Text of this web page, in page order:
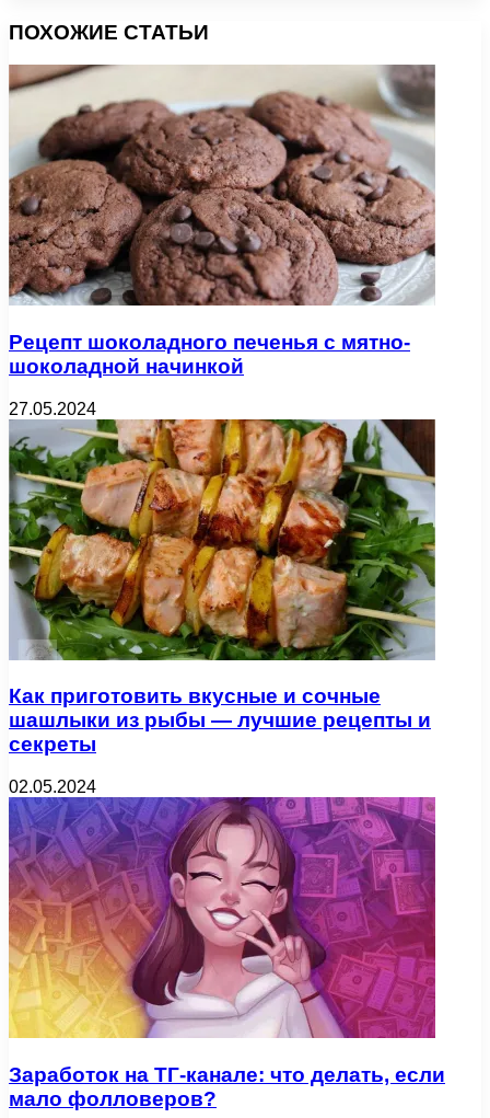
ПОХОЖИЕ СТАТЬИ
Рецепт шоколадного печенья с мятно-
шоколадной начинкой
27.05.2024
Как приготовить вкусные и сочные
шашлыки из рыбы — лучшие рецепты и
секреты
02.05.2024
Заработок на ТГ-канале: что делать, если
мало фолловеров?